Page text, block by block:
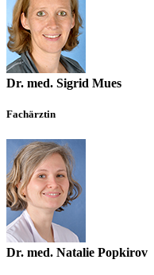
Dr. med. Sigrid Mues
Fachärztin
Dr. med. Natalie Popkirov